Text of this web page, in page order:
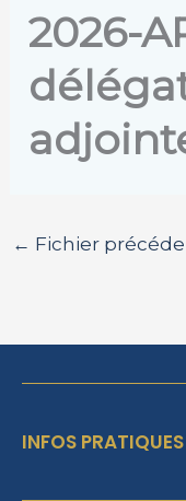
2026-
← Fichier
INFOS PRATIQUES